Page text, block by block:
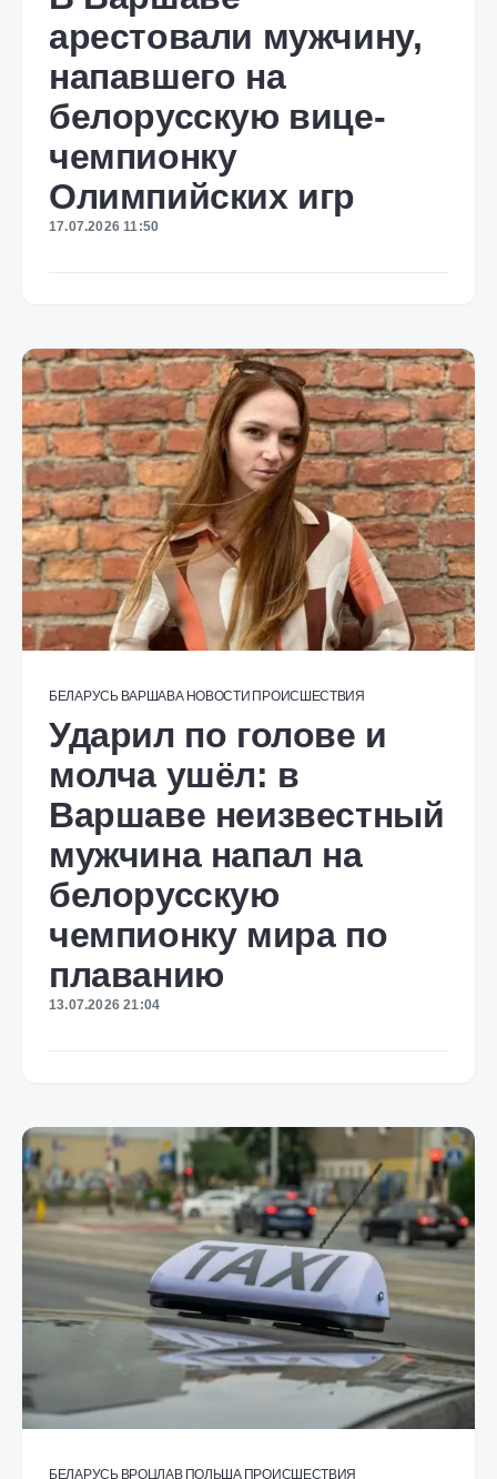
арестовали мужчину,
напавшего на
белорусскую вице-
чемпионку
Олимпийских игр
17.07.2026 11:50
БЕЛАРУСЬ ВАРШАВА НОВОСТИ ПРОИСШЕСТВИЯ
Ударил по голове и
молча ушёл: в
Варшаве неизвестный
мужчина напал на
белорусскую
чемпионку мира по
плаванию
13.07.2026 21:04
БЕЛАРУСЬ ВРОЦЛАВ ПОЛЬША ПРОИСШЕСТВИЯ